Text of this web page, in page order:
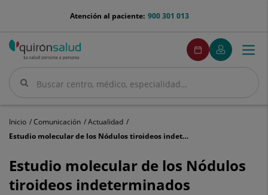
menu-
900 301 013
Atención al paciente:
Buscar
Buscar
menuPedirCita
Pedir
cita
Mi
Quirónsalud
Menú
Inicio Comunicación
Actualidad
Estudio molecular de los Nódulos tiroideos indeterminados
molecular
de
los
Estudio molecular de los Nódulos
tiroideos indeterminados